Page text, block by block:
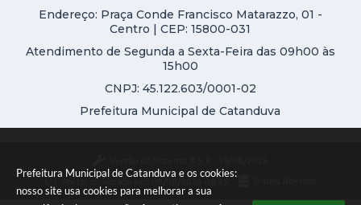
Prefeitura Municipal de Catanduva e os cookies:
nosso site usa cookies para melhorar a sua
Endereço: Praça Conde Francisco Matarazzo, 01 -
Centro | CEP: 15800-031
Atendimento de Segunda a Sexta-Feira das 09h00 às
15h00
CNPJ: 45.122.603/0001-02
Prefeitura Municipal de Catanduva
Portal atualizado em: